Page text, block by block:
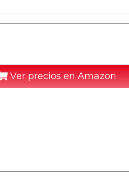
Ver precios en Amazon